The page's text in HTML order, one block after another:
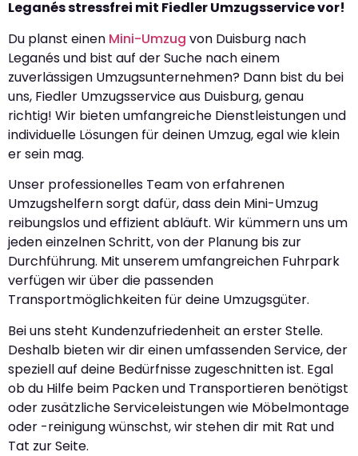
Leganés stressfrei mit Fiedler Umzugsservice vor!
Du planst einen Mini-Umzug von Duisburg nach
Leganés und bist auf der Suche nach einem
zuverlässigen Umzugsunternehmen? Dann bist du bei
uns, Fiedler Umzugsservice aus Duisburg, genau
richtig! Wir bieten umfangreiche Dienstleistungen und
individuelle Lösungen für deinen Umzug, egal wie klein
er sein mag.
Unser professionelles Team von erfahrenen
Umzugshelfern sorgt dafür, dass dein Mini-Umzug
reibungslos und effizient abläuft. Wir kümmern uns um
jeden einzelnen Schritt, von der Planung bis zur
Durchführung. Mit unserem umfangreichen Fuhrpark
verfügen wir über die passenden
Transportmöglichkeiten für deine Umzugsgüter.
Bei uns steht Kundenzufriedenheit an erster Stelle.
Deshalb bieten wir dir einen umfassenden Service, der
speziell auf deine Bedürfnisse zugeschnitten ist. Egal
ob du Hilfe beim Packen und Transportieren benötigst
oder zusätzliche Serviceleistungen wie Möbelmontage
oder -reinigung wünschst, wir stehen dir mit Rat und
Tat zur Seite.